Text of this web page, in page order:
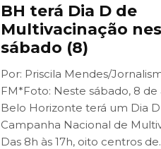
BH terá Dia D de
Multivacinação
sábado (8)
Por: Priscila Mendes/
FM*Foto: Neste sábado, 8 de
Belo Horizonte terá um Dia
Campanha Nacional de
Das 8h às 17h, oito centros